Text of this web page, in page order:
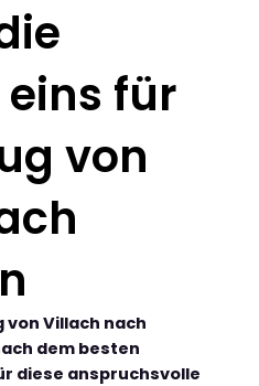
für
von
von Villach nach
dem besten
diese anspruchsvolle